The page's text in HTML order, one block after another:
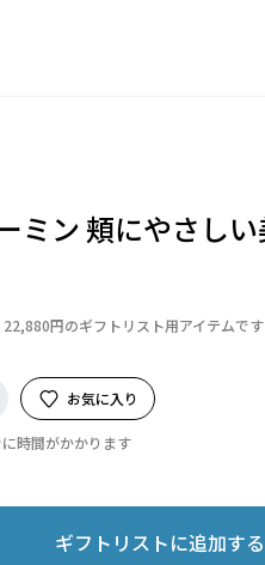
ミン 頬にやさし
22,880円のギフトリスト用アイテムです
お気に入り
時間がかかります
ギフトリストに追加する